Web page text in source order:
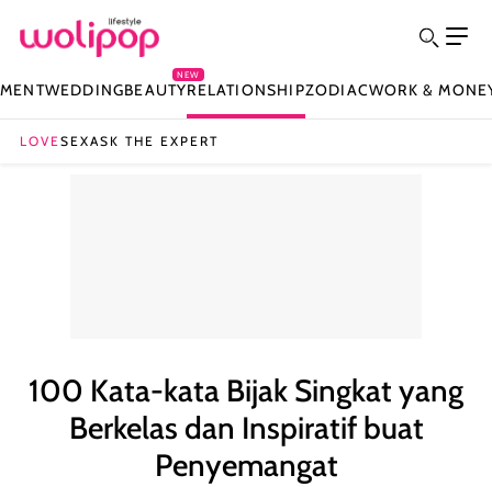
WEDDINGBEAUTY
NEW
RELATIONSHIPZODIACWORK &
LOVESEXASK THE EXPERT
100 Kata-kata Bijak Singkat yang
Berkelas dan Inspiratif buat
Penyemangat